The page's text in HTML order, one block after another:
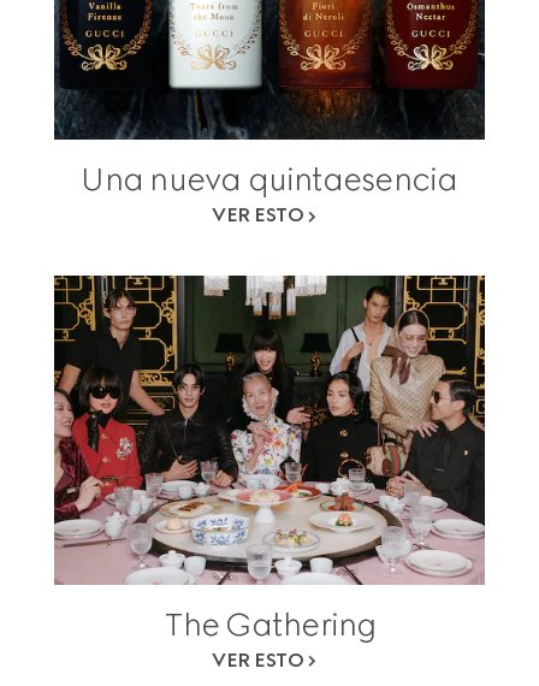
Una nueva quintaesencia
VER ESTO
The Gathering
VER ESTO